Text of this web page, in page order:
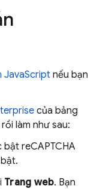
JavaScript nếu bạn
của bảng
rồi làm như sau:
bật reCAPTCHA
Trang web. Bạn